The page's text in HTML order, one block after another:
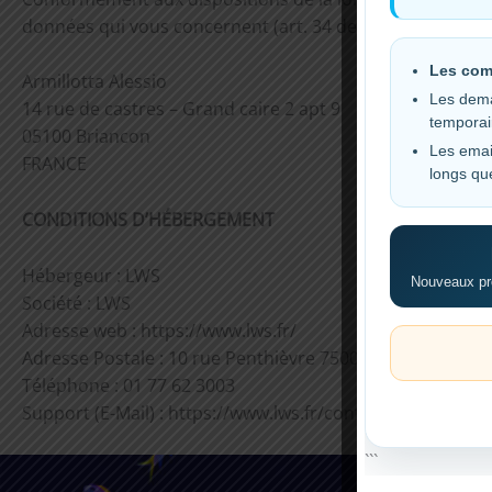
données qui vous concernent (art. 34 de la loi «
Armillotta Alessio
14 rue de castres – Grand caire 2 apt 9
05100 Briancon
FRANCE
CONDITIONS D’HÉBERGEMENT
Hébergeur : LWS
Société : LWS
Adresse web : https://www.lws.fr/
Adresse Postale : 10 rue Penthièvre 75008 Paris – FRANCE
Téléphone : 01 77 62 3003
Support (E-Mail) : https://www.lws.fr/
Les
Les
Les
longs
Nouveaux
```